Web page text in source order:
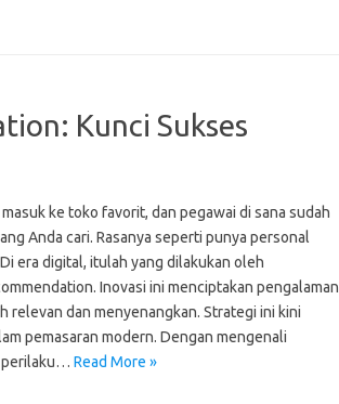
Kunci Sukses
ke toko favorit, dan pegawai di sana sudah
Anda cari. Rasanya seperti punya personal
era digital, itulah yang dilakukan oleh
Inovasi ini menciptakan pengalaman
relevan dan menyenangkan. Strategi ini kini
pemasaran modern. Dengan mengenali
perilaku… Read More »